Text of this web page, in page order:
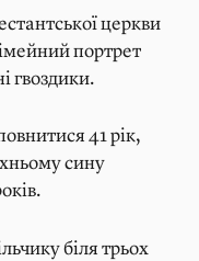
церкви
портрет
гвоздики.
41 рік,
сину
біля трьох